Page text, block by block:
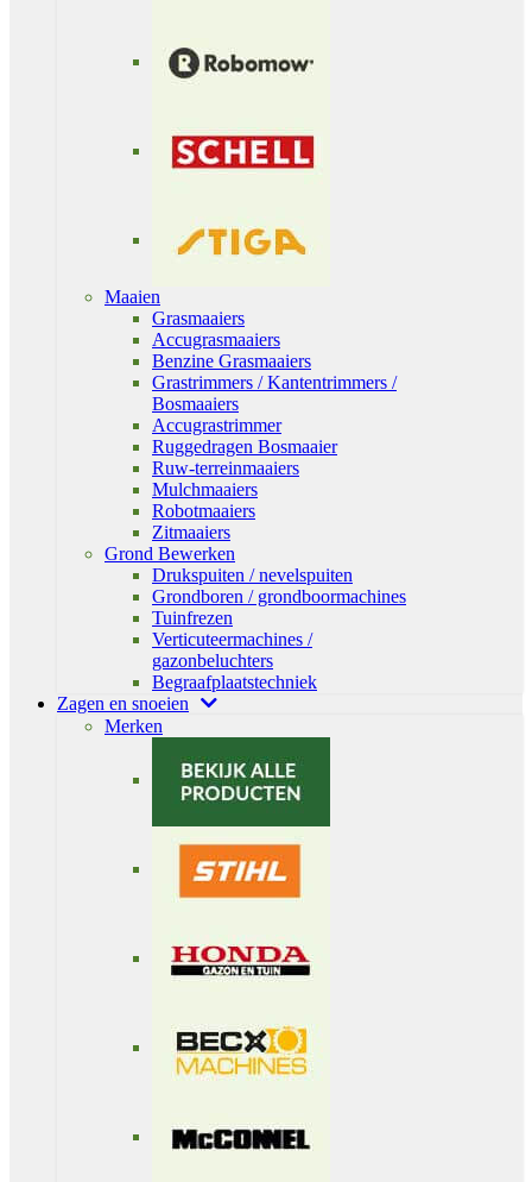
Maaien
Grasmaaiers
Accugrasmaaiers
Benzine Grasmaaiers
Grastrimmers / Kantentrimmers /
Bosmaaiers
Accugrastrimmer
Ruggedragen Bosmaaier
Ruw-terreinmaaiers
Mulchmaaiers
Robotmaaiers
Zitmaaiers
Grond Bewerken
Drukspuiten / nevelspuiten
Grondboren / grondboormachines
Tuinfrezen
Verticuteermachines /
gazonbeluchters
Begraafplaatstechniek
Zagen en snoeien
Merken